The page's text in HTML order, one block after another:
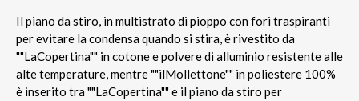
Il piano da stiro, in multistrato di pioppo con fori traspiranti
per evitare la condensa quando si stira, è rivestito da
""LaCopertina"" in cotone e polvere di alluminio resistente alle
alte temperature, mentre ""ilMollettone"" in poliestere 100%
è inserito tra ""LaCopertina"" e il piano da stiro per